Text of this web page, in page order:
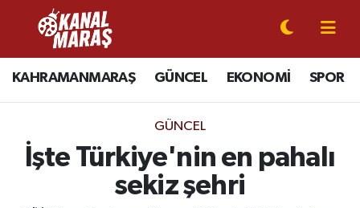
KAHRAMANMARAŞ GÜNCEL EKONOMİ SPOR
GÜNCEL
İşte Türkiye'nin en pahalı
sekiz şehri
CANLI YAYIN
KAHRAMANMARAŞ
Kahramanmaraş Nöbetçi Eczaneler
Kahramanmaraş Hava Durumu
Kahramanmaraş Namaz Vakitleri
Kahramanmaraş Trafik Yoğunluk Haritası